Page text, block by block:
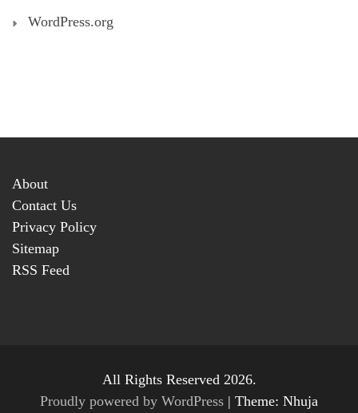
WordPress.org
About
Contact Us
Privacy Policy
Sitemap
RSS Feed
All Rights Reserved 2026.
Proudly powered by WordPress | Theme: Nhuja